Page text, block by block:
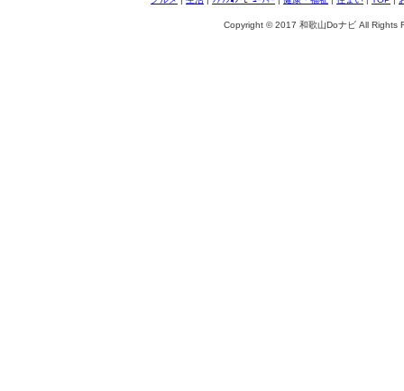
Copyright © 2017 和歌山Doナビ All Rights